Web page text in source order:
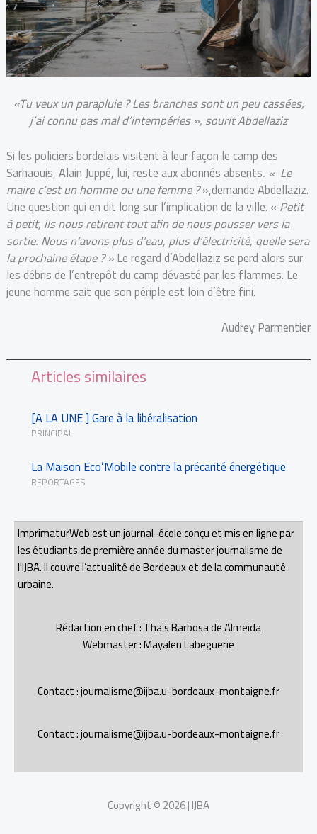
«Tu veux un parapluie ? Les branches sont un peu cassées,
j’ai connu pas mal d’intempéries », sourit Abdellaziz
Si les policiers bordelais visitent à leur façon le camp des
Sarhaouis, Alain Juppé, lui, reste aux abonnés absents. « Le
maire c’est un homme ou une femme ?»,demande Abdellaziz.
Une question qui en dit long sur l’implication de la ville. « Petit
à petit, ils nous retirent tout afin de nous pousser vers la
sortie. Nous n’avons plus d’eau, plus d’électricité, quelle sera
la prochaine étape ? »Le regard d’Abdellaziz se perd alors sur
les débris de l’entrepôt du camp dévasté par les flammes. Le
jeune homme sait que son périple est loin d’être fini.
Audrey Parmentier
Articles similaires
[A LA UNE ] Gare à la libéralisation
PRINCIPAL
La Maison Eco’Mobile contre la précarité énergétique
REPORTAGES
ImprimaturWeb est un journal-école conçu et mis en ligne par
les étudiants de première année du master journalisme de
l'IJBA. Il couvre l’actualité de Bordeaux et de la communauté
urbaine.
Rédaction en chef : Thaïs Barbosa de Almeida
Webmaster : Mayalen Labeguerie
Contact : journalisme@ijba.u-bordeaux-montaigne.fr
Contact : journalisme@ijba.u-bordeaux-montaigne.fr
Copyright © 2026 | IJBA